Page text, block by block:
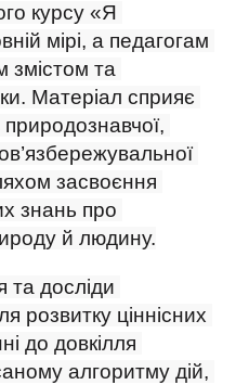
курсу «Я
мірі, а педагогам
змістом та
Матеріал сприяє
засвоєння
знань про
й людину.
та досліди
розвитку ціннісних
до довкілля
алгоритму дій,